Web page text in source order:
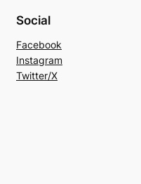
Social
Facebook
Instagram
Twitter/X